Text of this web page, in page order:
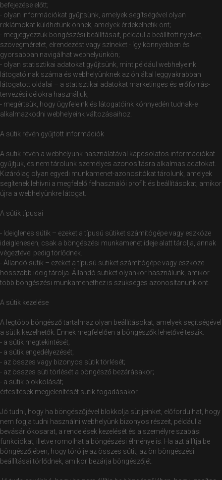
befejezése előtt;
- olyan információkat gyűjtsünk, amelyek segítségével olyan
reklámokat küldhetünk önnek, amelyek érdekelhetik önt;
- megjegyezzük böngészési beállításait, például a beállított nyelvet,
szövegméretet, elrendezést vagy színeket - így könnyebben és
gyorsabban navigálhat webhelyünkön;
- olyan statisztikai adatokat gyűjtsünk, mint például webhelyeink
látogatóinak száma és webhelyünknek az ön által leggyakrabban
látogatott oldalai – a statisztikai adatokat marketinges és erőforrás-
tervezési célokra használjuk;
- megértsük, hogy ügyfeleink és látogatóink könnyedén tudnak-e
alkalmazkodni webhelyeink változásaihoz.
A sütik révén gyűjtött információk
A sütik révén a webhelyünk használatával kapcsolatos információkat
gyűjtjük, és nem tárolunk személyes azonosításra alkalmas adatokat.
Kizárólag olyan egyedi munkamenet-azonosítókat tárolunk, amelyek
segítenek lehívni a megfelelő felhasználói profilt és beállításokat, amikor
újra a webhelyünkre látogat.
A sütik típusai
- Ideiglenes sütik – ezeket a típusú sütiket számítógépe vagy eszköze
ideiglenesen, csak a böngészési munkamenet ideje alatt tárolja, annak
végeztével pedig törlődnek.
- Állandó sütik – ezeket a típusú sütiket számítógépe vagy eszköze
hosszabb ideig tárolja. Állandó sütiket olyankor használunk, amikor
több böngészési munkamenethez is szükséges azonosítanunk önt.
A sütik kezelése
A legtöbb böngésző tartalmaz olyan beállításokat, amelyek segítségével
a sütik kezelhetők. Ennek megfelelően a böngészők lehetővé teszik:
- a sütik megtekintését;
- a sütik engedélyezését;
- az összes vagy bizonyos sütik törlését;
- az összes süti törlését a böngésző bezárásakor;
- a sütik blokkolását;
értesítések megjelenítését sütik fogadásakor.
Jó tudni, hogy ha böngészőjével blokkolja sütijeinket, előfordulhat, hogy
nem fogja tudni használni webhelyünk bizonyos részeit, például a
bevásárlókosarat, a rendelések kezelését és a személyre szabási
funkciókat, illetve romolhat a böngészési élménye is. Ha azt állítja be
böngészőjében, hogy törölje az összes sütit, az ön böngészési
beállításai törlődnek, amikor bezárja böngészőjét.